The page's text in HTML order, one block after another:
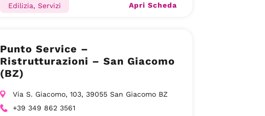
Edilizia, Servizi Apri Scheda
Punto Service –
Ristrutturazioni – San Giacomo
(BZ)
Via S. Giacomo, 103, 39055 San Giacomo BZ
+39 349 862 3561